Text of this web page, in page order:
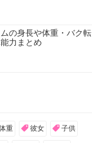
の身長や体重・バク転
力まとめ
重 彼女 子供